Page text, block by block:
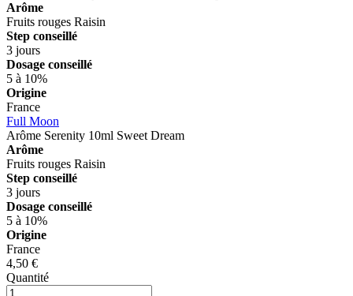
Arôme
Fruits rouges Raisin
Step conseillé
3 jours
Dosage conseillé
5 à 10%
Origine
France
Full Moon
Arôme Serenity 10ml Sweet Dream
Arôme
Fruits rouges Raisin
Step conseillé
3 jours
Dosage conseillé
5 à 10%
Origine
France
4,50 €
Quantité